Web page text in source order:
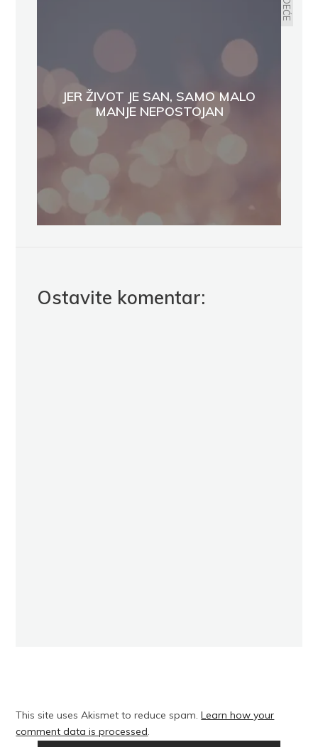
JER ŽIVOT JE SAN, SAMO MALO
MANJE NEPOSTOJAN
Ostavite komentar:
This site uses Akismet to reduce spam.Learn how your
comment data is processed.